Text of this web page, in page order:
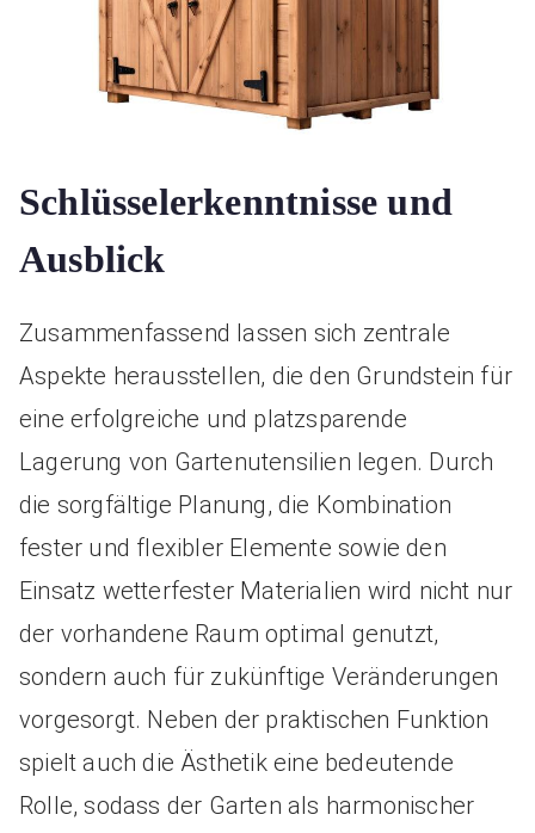
Schlüsselerkenntnisse und
Ausblick
Zusammenfassend lassen sich zentrale
Aspekte herausstellen, die den Grundstein für
eine erfolgreiche und platzsparende
Lagerung von Gartenutensilien legen. Durch
die sorgfältige Planung, die Kombination
fester und flexibler Elemente sowie den
Einsatz wetterfester Materialien wird nicht nur
der vorhandene Raum optimal genutzt,
sondern auch für zukünftige Veränderungen
vorgesorgt. Neben der praktischen Funktion
spielt auch die Ästhetik eine bedeutende
Rolle, sodass der Garten als harmonischer